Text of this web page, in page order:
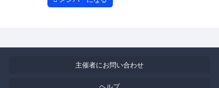
主催者にお問い合わせ